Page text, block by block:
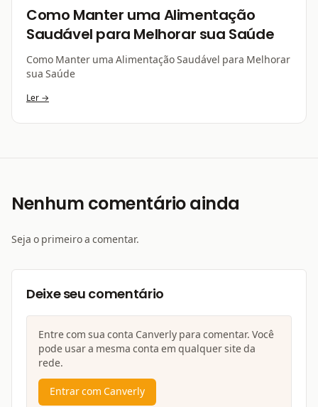
Como Manter uma Alimentação
Saudável para Melhorar sua Saúde
Como Manter uma Alimentação Saudável para Melhorar
sua Saúde
Ler →
Nenhum comentário ainda
Seja o primeiro a comentar.
Deixe seu comentário
Entre com sua conta Canverly para comentar. Você
pode usar a mesma conta em qualquer site da
rede.
Entrar com Canverly